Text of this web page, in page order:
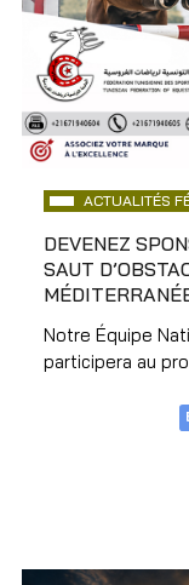
ACTUALITÉS
DEVENEZ
SAUT
Notre Équipe
participera au